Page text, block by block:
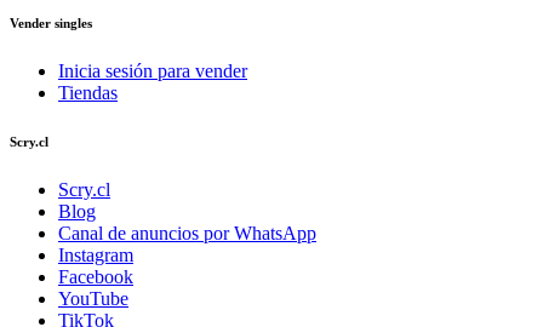
Vender singles
Inicia sesión para vender
Tiendas
Scry.cl
Scry.cl
Blog
Canal de anuncios por WhatsApp
Instagram
Facebook
YouTube
TikTok